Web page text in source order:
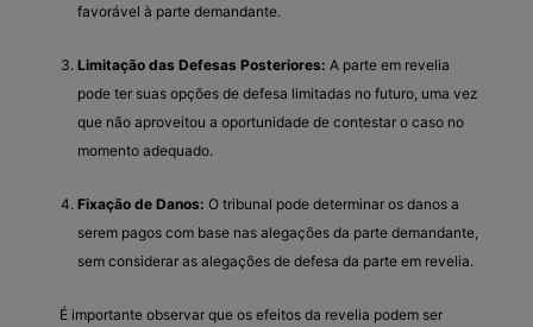
favorável à parte demandante.
Limitação das Defesas Posteriores: A parte em revelia
pode ter suas opções de defesa limitadas no futuro, uma vez
que não aproveitou a oportunidade de contestar o caso no
momento adequado.
Fixação de Danos: O tribunal pode determinar os danos a
serem pagos com base nas alegações da parte demandante,
sem considerar as alegações de defesa da parte em revelia.
É importante observar que os efeitos da revelia podem ser